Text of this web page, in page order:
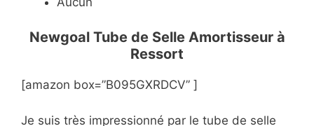
Newgoal Tube de Selle Amortisseur à
Ressort
[amazon box=”B095GXRDCV” ]
Je suis très impressionné par le tube de selle